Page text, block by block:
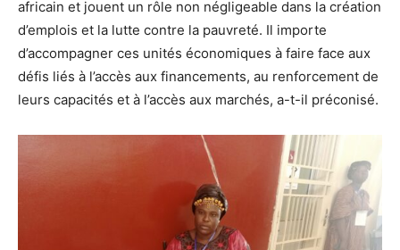
africain et jouent un rôle non négligeable dans la création
d’emplois et la lutte contre la pauvreté. Il importe
d’accompagner ces unités économiques à faire face aux
défis liés à l’accès aux financements, au renforcement de
leurs capacités et à l’accès aux marchés, a-t-il préconisé.